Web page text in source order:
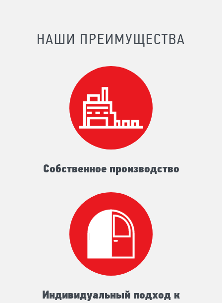
НАШИ ПРЕИМУЩЕСТВА
Собственное производство
Индивидуальный подход к